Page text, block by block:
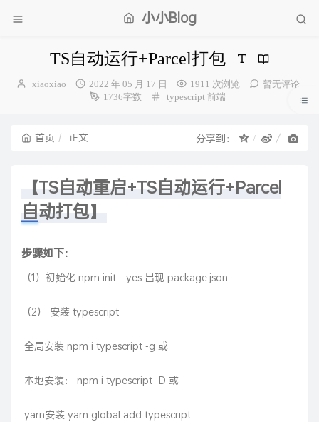
小小Blog
TS自动运行+Parcel打包
博
xiaoxiao
发
布
2022 年 05 月 17 日 1911 次浏览
暂无评论
1736字数
分
typescript 前端
首页 正文 分享到：
【TS自动重启+TS自动运行+Parcel
自动打包】
步骤如下：
（1）初始化 npm init --yes 出现 package.json
（2） 安装 typescript
​ 全局安装 npm i typescript -g 或
​ 本地安装： npm i typescript -D 或
​ yarn安装 yarn global add typescript